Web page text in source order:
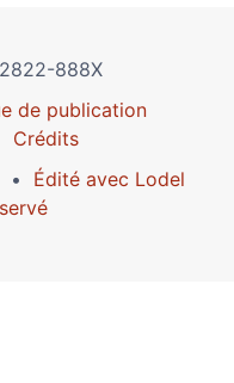
888X
de publication
Crédits
Édité avec Lodel